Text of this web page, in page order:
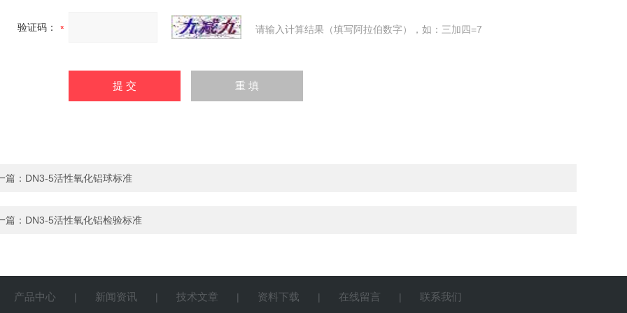
验证码： 请输入计算结果（填写阿拉伯数字），如：三加四=7
篇： DN3-5活性氧化铝球标准
篇： DN3-5活性氧化铝检验标准
产品中心 | 新闻资讯 | 技术文章 | 资料下载 | 在线留言 | 联系我们